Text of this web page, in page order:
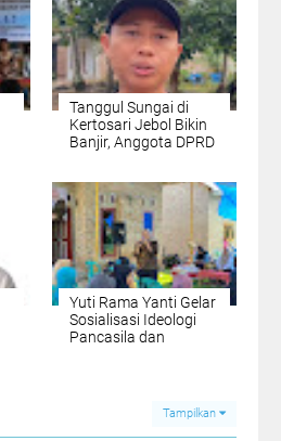
Tanggul Sungai di
Kertosari Jebol Bikin
Banjir, Anggota DPRD
BBWS Segera
Bertindak
Yuti Rama Yanti Gelar
Sosialisasi Ideologi
Pancasila dan
Tampilkan